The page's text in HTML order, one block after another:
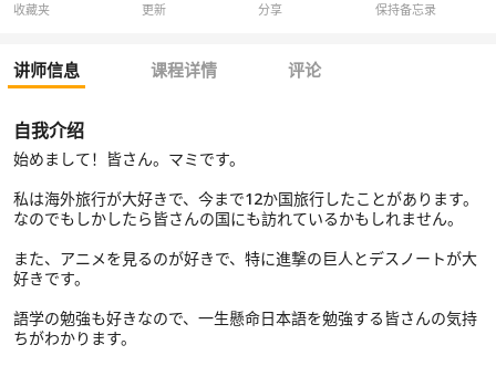
收藏夹 更新 分享 保持备忘录
讲师信息 课程详情 评论
自我介绍
始めまして！皆さん。マミです。
私は海外旅行が大好きで、今まで12か国旅行したことがあります。
なのでもしかしたら皆さんの国にも訪れているかもしれません。
また、アニメを見るのが好きで、特に進撃の巨人とデスノートが大
好きです。
語学の勉強も好きなので、一生懸命日本語を勉強する皆さんの気持
ちがわかります。